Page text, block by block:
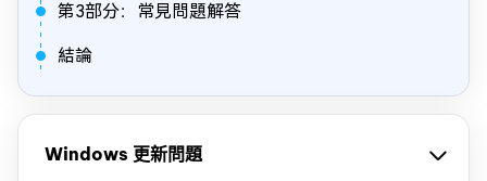
第3部分：常見問題解答
結論
Windows 更新問題